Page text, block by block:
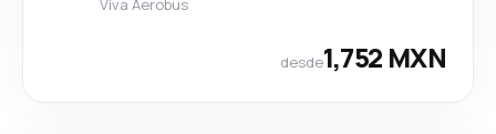
Viva Aerobus
desde1,752 MXN